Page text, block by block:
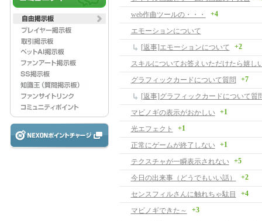
web作曲ツールの・・・ +4
エモーションについて
[返事]エモーションについて
+2
スキルについてお答えいただけたら嬉し
グラフィックカードについて質問
+7
[返事]グラフィックカードについて質
マビノギの表示がおかしい
+1
光エフェクト +1
正常にゲームが終了しない +1
テクスチャが一瞬表示されない +5
今日の出来事（どうでもいい話） +2
センスフィルさんに触れちゃ駄目 +4
マビノギできた～ +3